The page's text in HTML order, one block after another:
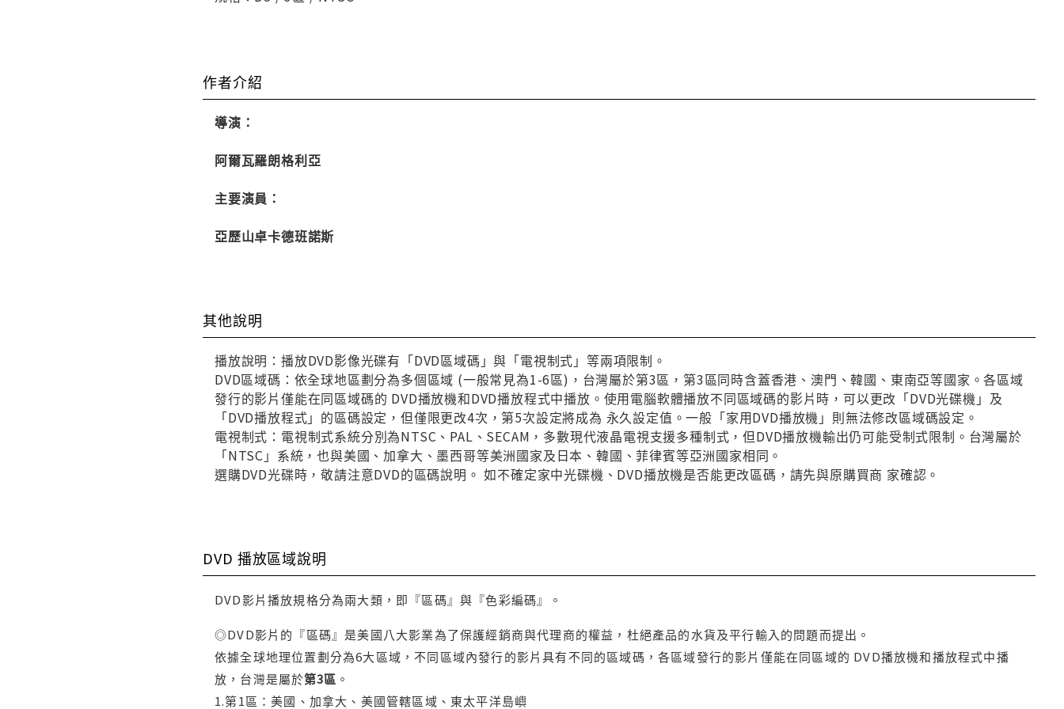
作者介紹
導演：
阿爾瓦羅朗格利亞
主要演員：
亞歷山卓卡德班諾斯
其他說明
播放說明：播放DVD影像光碟有「DVD區域碼」與「電視制式」等兩項限制。
DVD區域碼：依全球地區劃分為多個區域 (一般常見為1-6區)，台灣屬於第3區，第3區同時含蓋香港、澳門、韓國、東南亞等國家。各區域
發行的影片僅能在同區域碼的 DVD播放機和DVD播放程式中播放。使用電腦軟體播放不同區域碼的影片時，可以更改「DVD光碟機」及
「DVD播放程式」的區碼設定，但僅限更改4次，第5次設定將成為 永久設定值。一般「家用DVD播放機」則無法修改區域碼設定。
電視制式：電視制式系統分別為NTSC、PAL、SECAM，多數現代液晶電視支援多種制式，但DVD播放機輸出仍可能受制式限制。台灣屬於
「NTSC」系統，也與美國、加拿大、墨西哥等美洲國家及日本、韓國、菲律賓等亞洲國家相同。
選購DVD光碟時，敬請注意DVD的區碼說明。 如不確定家中光碟機、DVD播放機是否能更改區碼，請先與原購買商 家確認。
DVD 播放區域說明
DVD影片播放規格分為兩大類，即『區碼』與『色彩編碼』。
◎DVD影片的『區碼』是美國八大影業為了保護經銷商與代理商的權益，杜絕產品的水貨及平行輸入的問題而提出。
依據全球地理位置劃分為6大區域，不同區域內發行的影片具有不同的區域碼，各區域發行的影片僅能在同區域的 DVD播放機和播放程式中播
放，台灣是屬於第3區 。
1.第1區：美國、加拿大、美國管轄區域、東太平洋島嶼